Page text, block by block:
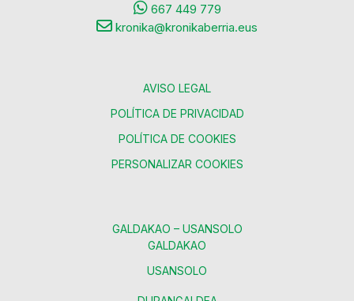
667 449 779
kronika@kronikaberria.eus
AVISO LEGAL
POLÍTICA DE PRIVACIDAD
POLÍTICA DE COOKIES
PERSONALIZAR COOKIES
GALDAKAO – USANSOLO
GALDAKAO
USANSOLO